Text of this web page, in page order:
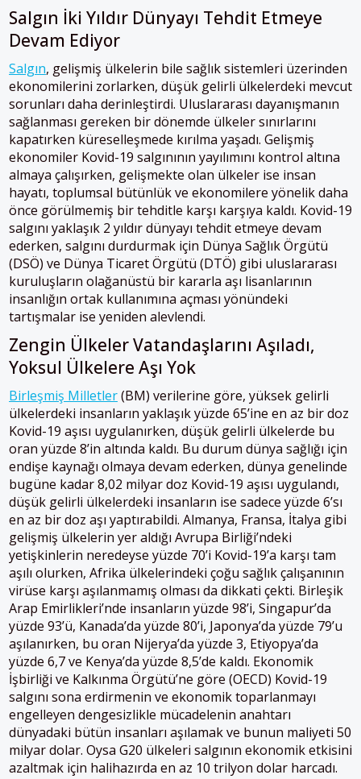
Salgın İki Yıldır Dünyayı Tehdit Etmeye
Devam Ediyor
Salgın, gelişmiş ülkelerin bile sağlık sistemleri üzerinden
ekonomilerini zorlarken, düşük gelirli ülkelerdeki mevcut
sorunları daha derinleştirdi. Uluslararası dayanışmanın
sağlanması gereken bir dönemde ülkeler sınırlarını
kapatırken küreselleşmede kırılma yaşadı. Gelişmiş
ekonomiler Kovid-19 salgınının yayılımını kontrol altına
almaya çalışırken, gelişmekte olan ülkeler ise insan
hayatı, toplumsal bütünlük ve ekonomilere yönelik daha
önce görülmemiş bir tehditle karşı karşıya kaldı. Kovid-19
salgını yaklaşık 2 yıldır dünyayı tehdit etmeye devam
ederken, salgını durdurmak için Dünya Sağlık Örgütü
(DSÖ) ve Dünya Ticaret Örgütü (DTÖ) gibi uluslararası
kuruluşların olağanüstü bir kararla aşı lisanlarının
insanlığın ortak kullanımına açması yönündeki
tartışmalar ise yeniden alevlendi.
Zengin Ülkeler Vatandaşlarını Aşıladı,
Yoksul Ülkelere Aşı Yok
Birleşmiş Milletler(BM) verilerine göre, yüksek gelirli
ülkelerdeki insanların yaklaşık yüzde 65’ine en az bir doz
Kovid-19 aşısı uygulanırken, düşük gelirli ülkelerde bu
oran yüzde 8’in altında kaldı. Bu durum dünya sağlığı için
endişe kaynağı olmaya devam ederken, dünya genelinde
bugüne kadar 8,02 milyar doz Kovid-19 aşısı uygulandı,
düşük gelirli ülkelerdeki insanların ise sadece yüzde 6’sı
en az bir doz aşı yaptırabildi. Almanya, Fransa, İtalya gibi
gelişmiş ülkelerin yer aldığı Avrupa Birliği’ndeki
yetişkinlerin neredeyse yüzde 70’i Kovid-19’a karşı tam
aşılı olurken, Afrika ülkelerindeki çoğu sağlık çalışanının
virüse karşı aşılanmamış olması da dikkati çekti. Birleşik
Arap Emirlikleri’nde insanların yüzde 98’i, Singapur’da
yüzde 93’ü, Kanada’da yüzde 80’i, Japonya’da yüzde 79’u
aşılanırken, bu oran Nijerya’da yüzde 3, Etiyopya’da
yüzde 6,7 ve Kenya’da yüzde 8,5’de kaldı. Ekonomik
İşbirliği ve Kalkınma Örgütü’ne göre (OECD) Kovid-19
salgını sona erdirmenin ve ekonomik toparlanmayı
engelleyen dengesizlikle mücadelenin anahtarı
dünyadaki bütün insanları aşılamak ve bunun maliyeti 50
milyar dolar. Oysa G20 ülkeleri salgının ekonomik etkisini
azaltmak için halihazırda en az 10 trilyon dolar harcadı.